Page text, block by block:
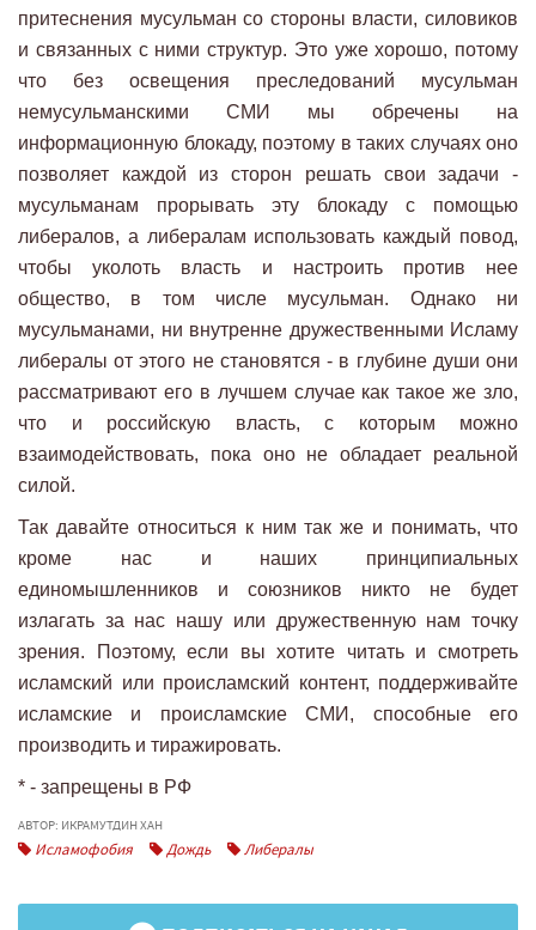
притеснения мусульман со стороны власти, силовиков
и связанных с ними структур. Это уже хорошо, потому
что без освещения преследований мусульман
немусульманскими СМИ мы обречены на
информационную блокаду, поэтому в таких случаях оно
позволяет каждой из сторон решать свои задачи -
мусульманам прорывать эту блокаду с помощью
либералов, а либералам использовать каждый повод,
чтобы уколоть власть и настроить против нее
общество, в том числе мусульман. Однако ни
мусульманами, ни внутренне дружественными Исламу
либералы от этого не становятся - в глубине души они
рассматривают его в лучшем случае как такое же зло,
что и российскую власть, с которым можно
взаимодействовать, пока оно не обладает реальной
силой.
Так давайте относиться к ним так же и понимать, что
кроме нас и наших принципиальных
единомышленников и союзников никто не будет
излагать за нас нашу или дружественную нам точку
зрения. Поэтому, если вы хотите читать и смотреть
исламский или происламский контент, поддерживайте
исламские и происламские СМИ, способные его
производить и тиражировать.
* - запрещены в РФ
АВТОР: ИКРАМУТДИН ХАН
Исламофобия Дождь Либералы